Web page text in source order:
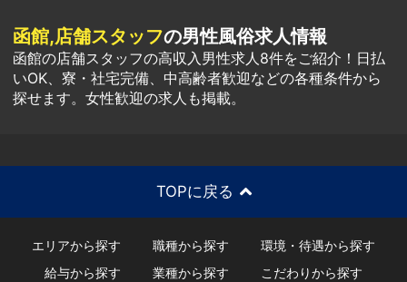
函館,店舗スタッフの男性風俗求人情報
函館の店舗スタッフの高収入男性求人8件をご紹介！日払
いOK、寮・社宅完備、中高齢者歓迎などの各種条件から
探せます。女性歓迎の求人も掲載。
TOPに戻る
エリアから探す 職種から探す
環境・待遇から探す
給与から探す
業種から探す こだわりから探す